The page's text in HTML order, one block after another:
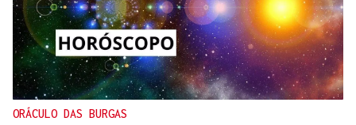
ORÁCULO DAS BURGAS